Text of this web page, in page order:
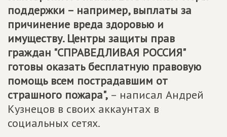
поддержки – например, выплаты за
причинение вреда здоровью и
имуществу. Центры защиты прав
граждан "СПРАВЕДЛИВАЯ РОССИЯ"
готовы оказать бесплатную правовую
помощь всем пострадавшим от
страшного пожара", – написал Андрей
Кузнецов в своих аккаунтах в
социальных сетях.